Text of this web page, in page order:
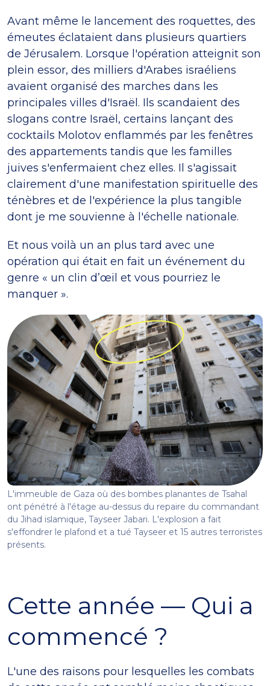
Avant même le lancement des roquettes, des
émeutes éclataient dans plusieurs quartiers
de Jérusalem. Lorsque l'opération atteignit son
plein essor, des milliers d'Arabes israéliens
avaient organisé des marches dans les
principales villes d'Israël. Ils scandaient des
slogans contre Israël, certains lançant des
cocktails Molotov enflammés par les fenêtres
des appartements tandis que les familles
juives s'enfermaient chez elles. Il s'agissait
clairement d'une manifestation spirituelle des
ténèbres et de l'expérience la plus tangible
dont je me souvienne à l'échelle nationale.
Et nous voilà un an plus tard avec une
opération qui était en fait un événement du
genre « un clin d’œil et vous pourriez le
manquer ».
L'immeuble de Gaza où des bombes planantes de Tsahal
ont pénétré à l'étage au-dessus du repaire du commandant
du Jihad islamique, Tayseer Jabari. L'explosion a fait
s'effondrer le plafond et a tué Tayseer et 15 autres terroristes
présents.
Cette année — Qui a
commencé ?
L'une des raisons pour lesquelles les combats